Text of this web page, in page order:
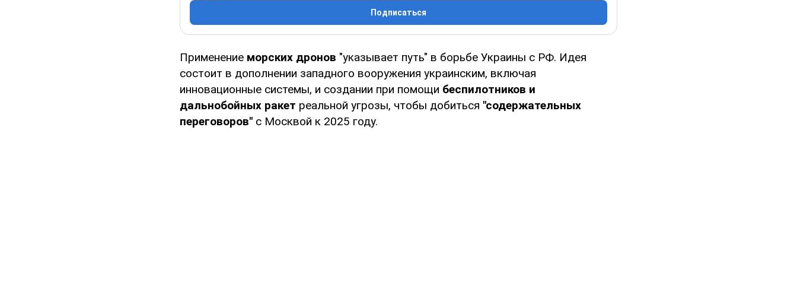
Подписаться
Применение морских дронов "указывает путь" в борьбе Украины с РФ. Идея
состоит в дополнении западного вооружения украинским, включая
инновационные системы, и создании при помощи беспилотников и
дальнобойных ракет реальной угрозы, чтобы добиться "содержательных
переговоров" с Москвой к 2025 году.